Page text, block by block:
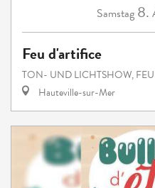
Samstag 8.
Feu d'artifice
TON- UND LICHTSHOW,
Hauteville-sur-Mer